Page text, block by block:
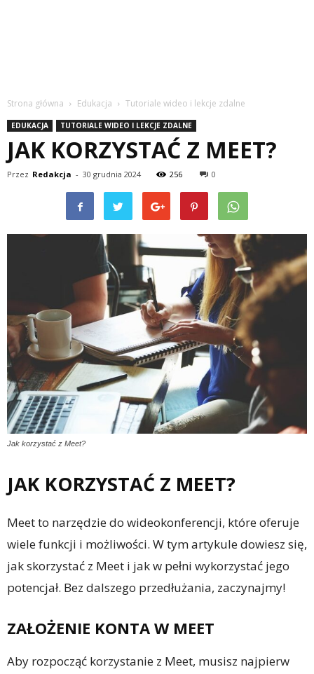
Strona główna Edukacja Tutoriale wideo i lekcje zdalne
EDUKACJA TUTORIALE WIDEO I LEKCJE ZDALNE
JAK KORZYSTAĆ Z MEET?
Przez Redakcja - 30 grudnia 2024 256 0
Jak korzystać z Meet?
JAK KORZYSTAĆ Z MEET?
Meet to narzędzie do wideokonferencji, które oferuje
wiele funkcji i możliwości. W tym artykule dowiesz się,
jak skorzystać z Meet i jak w pełni wykorzystać jego
potencjał. Bez dalszego przedłużania, zaczynajmy!
ZAŁOŻENIE KONTA W MEET
Aby rozpocząć korzystanie z Meet, musisz najpierw